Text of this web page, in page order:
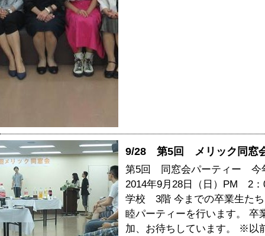
9/28 第5回 メリック同窓
第5回 同窓会パーティー
2014年9月28日（日）PM 2
学校 3階 今までの卒業生た
睦パーティーを行います。 卒
加、お待ちしています。 ※以